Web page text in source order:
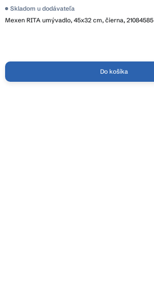
Mexen RITA umývadlo, 45x32 cm, čierna, 21084585
Skladom u dodávateľa
Do košíka